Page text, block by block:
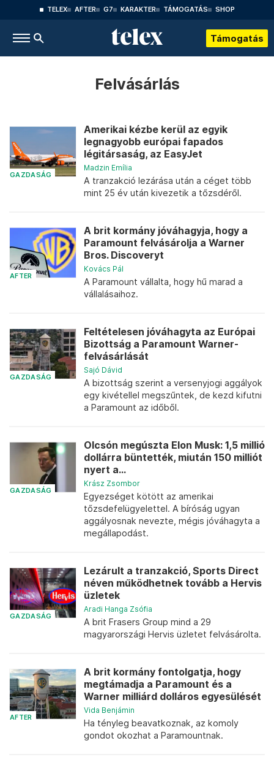
TELEX AFTER G7 KARAKTER TÁMOGATÁS SHOP
Támogatás
Felvásárlás
GAZDASÁG
Amerikai kézbe kerül az egyik
legnagyobb európai fapados
légitársaság, az EasyJet
Madzin Emília
A tranzakció lezárása után a céget több
mint 25 év után kivezetik a tőzsdéről.
AFTER
A brit kormány jóváhagyja, hogy a
Paramount felvásárolja a Warner
Bros. Discoveryt
Kovács Pál
A Paramount vállalta, hogy hű marad a
vállalásaihoz.
GAZDASÁG
Feltételesen jóváhagyta az Európai
Bizottság a Paramount Warner-
felvásárlását
Sajó Dávid
A bizottság szerint a versenyjogi aggályok
egy kivétellel megszűntek, de kezd kifutni
a Paramount az időből.
GAZDASÁG
Olcsón megúszta Elon Musk: 1,5 millió
dollárra büntették, miután 150 milliót
nyert a...
Krász Zsombor
Egyezséget kötött az amerikai
tőzsdefelügyelettel. A bíróság ugyan
aggályosnak nevezte, mégis jóváhagyta a
megállapodást.
GAZDASÁG
Lezárult a tranzakció, Sports Direct
néven működhetnek tovább a Hervis
üzletek
Aradi Hanga Zsófia
A brit Frasers Group mind a 29
magyarországi Hervis üzletet felvásárolta.
AFTER
A brit kormány fontolgatja, hogy
megtámadja a Paramount és a
Warner milliárd dolláros egyesülését
Vida Benjámin
Ha tényleg beavatkoznak, az komoly
gondot okozhat a Paramountnak.